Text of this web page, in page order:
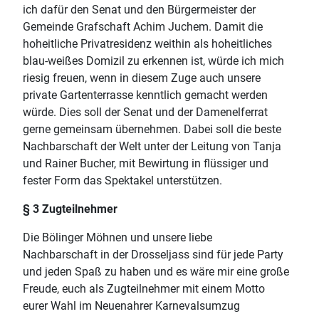
ich dafür den Senat und den Bürgermeister der
Gemeinde Grafschaft Achim Juchem. Damit die
hoheitliche Privatresidenz weithin als hoheitliches
blau-weißes Domizil zu erkennen ist, würde ich mich
riesig freuen, wenn in diesem Zuge auch unsere
private Gartenterrasse kenntlich gemacht werden
würde. Dies soll der Senat und der Damenelferrat
gerne gemeinsam übernehmen. Dabei soll die beste
Nachbarschaft der Welt unter der Leitung von Tanja
und Rainer Bucher, mit Bewirtung in flüssiger und
fester Form das Spektakel unterstützen.
§ 3 Zugteilnehmer
Die Bölinger Möhnen und unsere liebe
Nachbarschaft in der Drosseljass sind für jede Party
und jeden Spaß zu haben und es wäre mir eine große
Freude, euch als Zugteilnehmer mit einem Motto
eurer Wahl im Neuenahrer Karnevalsumzug